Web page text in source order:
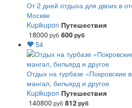
От 2 дней отдыха для двоих в
Москве
Kupikupon Путешествия
18000 руб 600руб
54
Отдых на турбазе «Покровские
мангал, бильярд и другое
Kupikupon Путешествия
140800 руб 812руб